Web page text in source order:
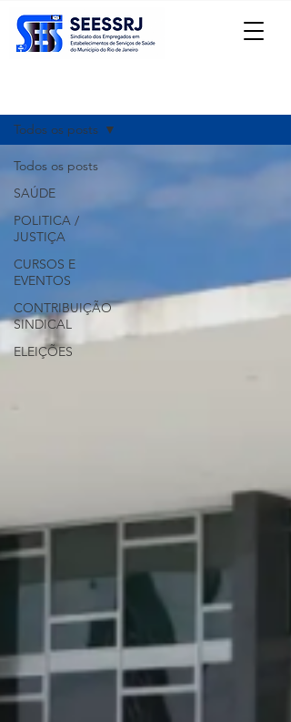
Todos os posts
SAÚDE
POLITICA /
JUSTIÇA
CURSOS E
EVENTOS
CONTRIBUIÇÃO
SINDICAL
ELEIÇÕES
Todos os posts